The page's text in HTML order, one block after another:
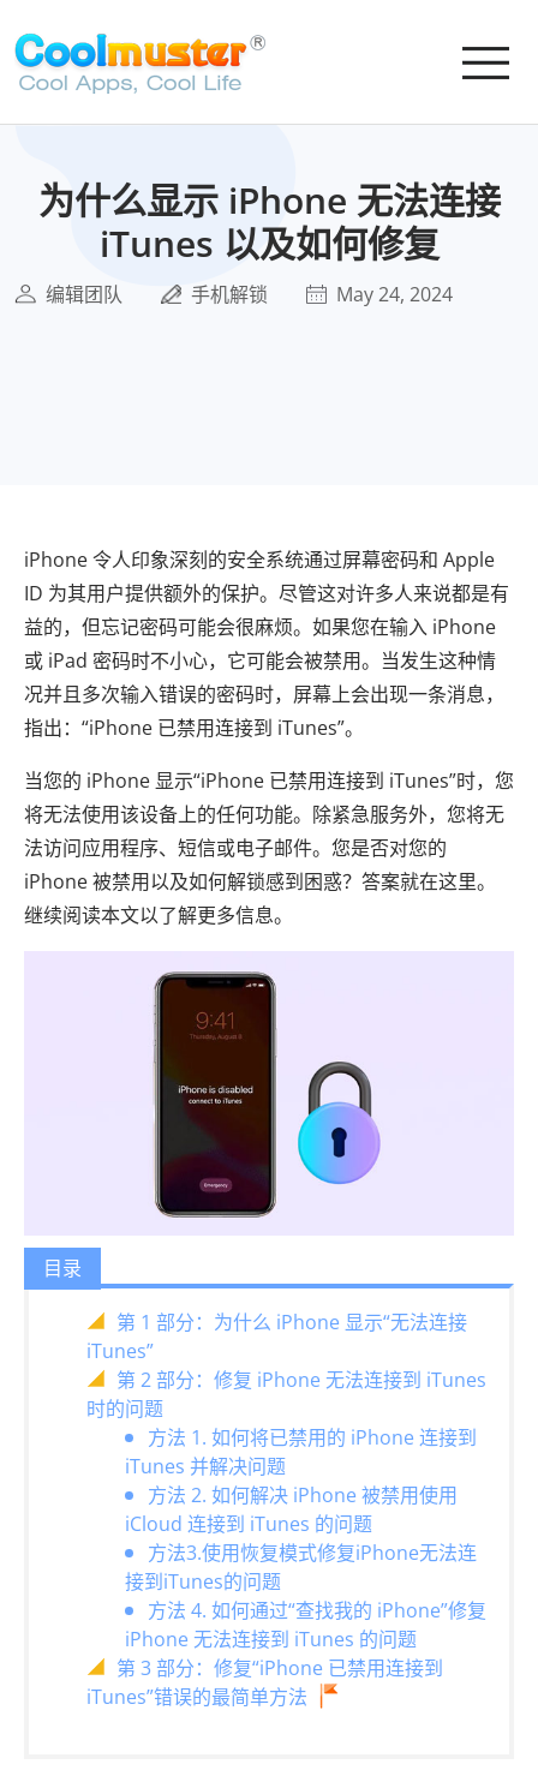
为什么显示 iPhone 无法连接
iTunes 以及如何修复
编辑团队 手机解锁 May 24, 2024
iPhone 令人印象深刻的安全系统通过屏幕密码和 Apple
ID 为其用户提供额外的保护。尽管这对许多人来说都是有
益的，但忘记密码可能会很麻烦。如果您在输入 iPhone
或 iPad 密码时不小心，它可能会被禁用。当发生这种情
况并且多次输入错误的密码时，屏幕上会出现一条消息，
指出：“iPhone 已禁用连接到 iTunes”。
当您的 iPhone 显示“iPhone 已禁用连接到 iTunes”时，您
将无法使用该设备上的任何功能。除紧急服务外，您将无
法访问应用程序、短信或电子邮件。您是否对您的
iPhone 被禁用以及如何解锁感到困惑？答案就在这里。
继续阅读本文以了解更多信息。
目录
第 1 部分：为什么 iPhone 显示“无法连接
iTunes”
第 2 部分：修复 iPhone 无法连接到 iTunes
时的问题
方法 1. 如何将已禁用的 iPhone 连接到
iTunes 并解决问题
方法 2. 如何解决 iPhone 被禁用使用
iCloud 连接到 iTunes 的问题
方法3.使用恢复模式修复iPhone无法连
接到iTunes的问题
方法 4. 如何通过“查找我的 iPhone”修复
iPhone 无法连接到 iTunes 的问题
第 3 部分：修复“iPhone 已禁用连接到
iTunes”错误的最简单方法